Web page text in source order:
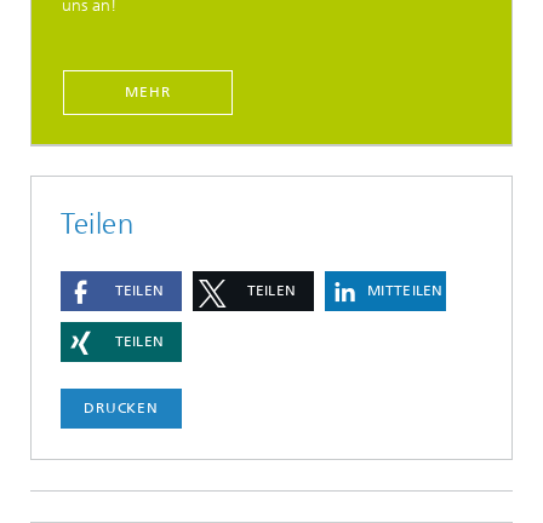
uns an!
MEHR
Teilen
TEILEN TEILEN MITTEILEN
TEILEN
DRUCKEN